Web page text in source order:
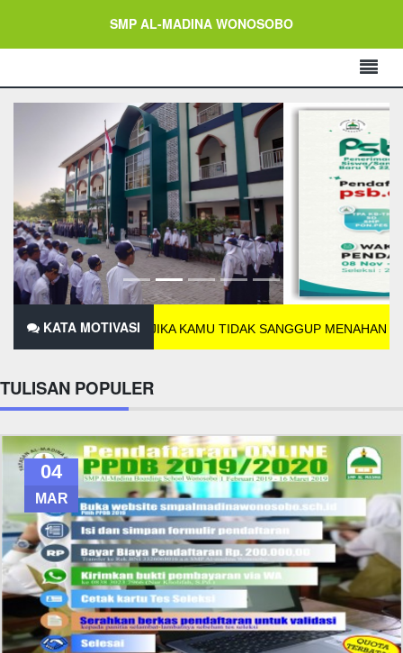
SMP AL-MADINA WONOSOBO
KATA MOTIVASI
JIKA KAMU TIDAK SANGGUP MENAHAN LELAHNYA
TULISAN POPULER
04
MAR